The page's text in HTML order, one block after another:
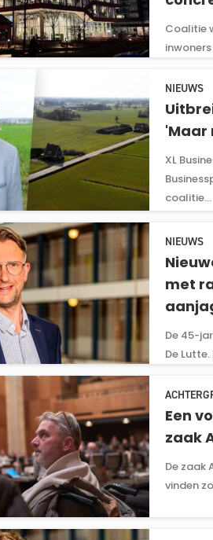
Coalitie
inwoners
NIEUWS
'Maar
XL
coalitie...
NIEUWS
met
De 45-
De
Een
zaak
De zaak
vinden